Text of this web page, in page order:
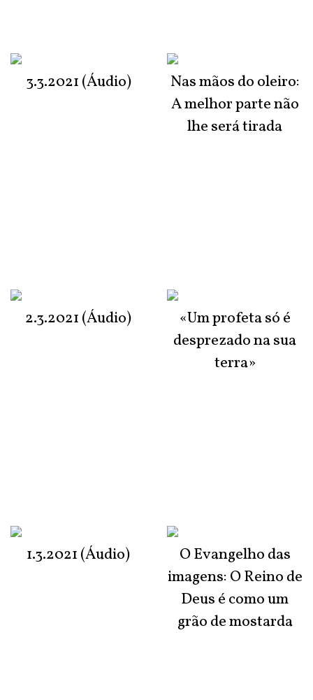
3.3.2021 (Áudio)
2.3.2021 (Áudio)
1.3.2021 (Áudio)
Nas mãos do oleiro:
A melhor parte não
lhe será tirada
«Um profeta só é
desprezado na sua
terra»
O Evangelho das
imagens: O Reino de
Deus é como um
grão de mostarda